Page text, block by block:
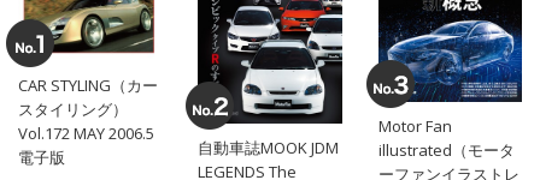
CAR STYLING（カー
スタイリング）
Vol.172 MAY 2006.5
電子版
自動車誌MOOK JDM
LEGENDS The
Motor Fan
illustrated（モータ
ーファンイラストレ